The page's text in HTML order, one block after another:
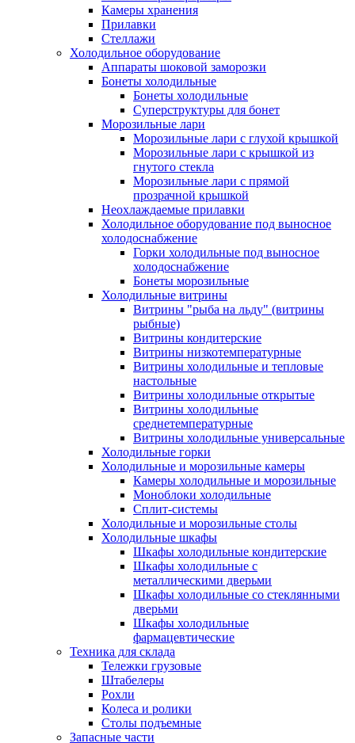
Камеры хранения
Прилавки
Стеллажи
Холодильное оборудование
Аппараты шоковой заморозки
Бонеты холодильные
Бонеты холодильные
Суперструктуры для бонет
Морозильные лари
Морозильные лари с глухой крышкой
Морозильные лари с крышкой из
гнутого стекла
Морозильные лари с прямой
прозрачной крышкой
Неохлаждаемые прилавки
Холодильное оборудование под выносное
холодоснабжение
Горки холодильные под выносное
холодоснабжение
Бонеты морозильные
Холодильные витрины
Витрины "рыба на льду" (витрины
рыбные)
Витрины кондитерские
Витрины низкотемпературные
Витрины холодильные и тепловые
настольные
Витрины холодильные открытые
Витрины холодильные
среднетемпературные
Витрины холодильные универсальные
Холодильные горки
Холодильные и морозильные камеры
Камеры холодильные и морозильные
Моноблоки холодильные
Сплит-системы
Холодильные и морозильные столы
Холодильные шкафы
Шкафы холодильные кондитерские
Шкафы холодильные с
металлическими дверьми
Шкафы холодильные со стеклянными
дверьми
Шкафы холодильные
фармацевтические
Техника для склада
Тележки грузовые
Штабелеры
Рохли
Колеса и ролики
Столы подъемные
Запасные части